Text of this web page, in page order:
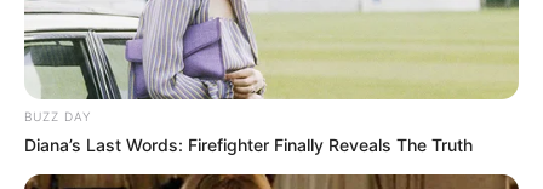
(foto: wikipedia)
8.Common Vampire, merupakan spesies kelelawar
yang pemakan darah mamalia dengan hidung mirip
daun
BUZZ DAY
Diana’s Last Words: Firefighter Finally Reveals The Truth